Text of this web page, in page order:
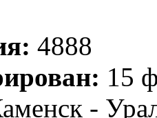
4888
15
-